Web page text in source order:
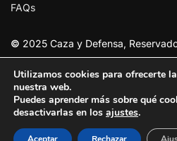
FAQs
© 2025 Caza y Defensa,
Utilizamos cookies para ofrecerte
nuestra web.
Puedes aprender más sobre qué
desactivarlas en los ajustes.